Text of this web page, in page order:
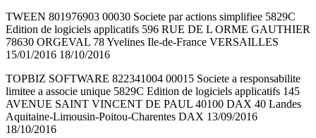
TWEEN 801976903 00030 Societe par actions simplifiee 5829C
Edition de logiciels applicatifs 596 RUE DE L ORME GAUTHIER
78630 ORGEVAL 78 Yvelines Ile-de-France VERSAILLES
15/01/2016 18/10/2016
TOPBIZ SOFTWARE 822341004 00015 Societe a responsabilite
limitee a associe unique 5829C Edition de logiciels applicatifs 145
AVENUE SAINT VINCENT DE PAUL 40100 DAX 40 Landes
Aquitaine-Limousin-Poitou-Charentes DAX 13/09/2016
18/10/2016